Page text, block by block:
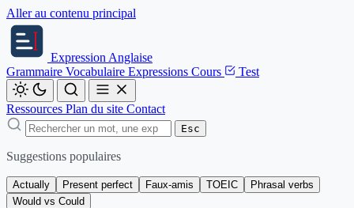
Aller au contenu principal
Expression Anglaise
Grammaire Vocabulaire Expressions Cours Test
Ressources Plan du site Contact
Esc
Suggestions populaires
Actually Present perfect Faux-amis TOEIC
Phrasal verbs
Would vs Could